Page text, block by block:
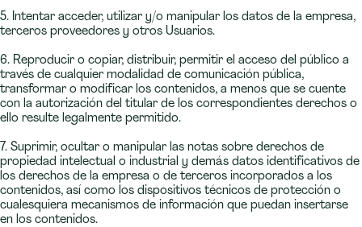
5. Intentar acceder, utilizar y/o manipular los datos de la empresa,
terceros proveedores y otros Usuarios.
6. Reproducir o copiar, distribuir, permitir el acceso del público a
través de cualquier modalidad de comunicación pública,
transformar o modificar los contenidos, a menos que se cuente
con la autorización del titular de los correspondientes derechos o
ello resulte legalmente permitido.
7. Suprimir, ocultar o manipular las notas sobre derechos de
propiedad intelectual o industrial y demás datos identificativos de
los derechos de la empresa o de terceros incorporados a los
contenidos, así como los dispositivos técnicos de protección o
cualesquiera mecanismos de información que puedan insertarse
en los contenidos.